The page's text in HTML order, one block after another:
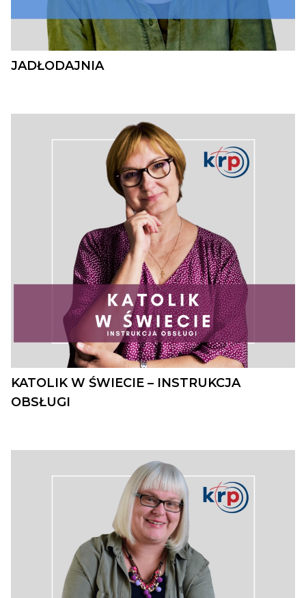
JADŁODAJNIA
KATOLIK W ŚWIECIE – INSTRUKCJA
OBSŁUGI